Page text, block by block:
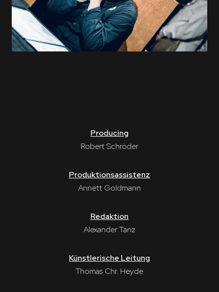
Producing
Robert Schröder
Produktionsassistenz
Annett Goldmann
Redaktion
Alexander Tanz
Künstlerische Leitung
Thomas Chr. Heyde